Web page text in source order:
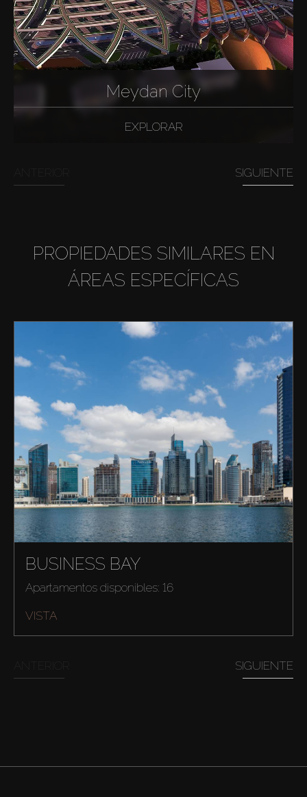
Meydan City
EXPLORAR
SIGUIENTE
PROPIEDADES SIMILARES EN
ÁREAS ESPECÍFICAS
BUSINESS BAY
Apartamentos disponibles: 16
VISTA
SIGUIENTE